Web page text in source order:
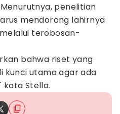
penelitian
mendorong lahirnya
terobosan-
bahwa riset yang
kunci utama agar ada
kata Stella.